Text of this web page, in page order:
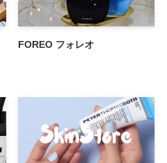
FOREO フォレオ